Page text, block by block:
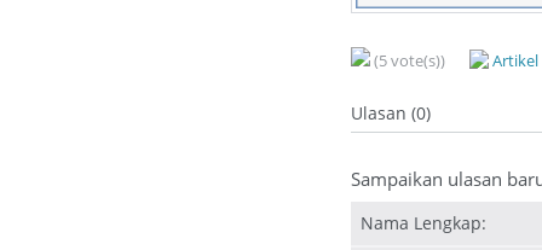
(5 vote(s))
Ulasan (0)
Sampaikan ulasan
Nama Lengkap: